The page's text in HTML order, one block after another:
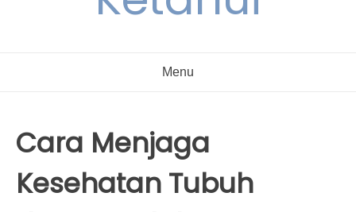
Menu
Cara Menjaga
Kesehatan Tubuh